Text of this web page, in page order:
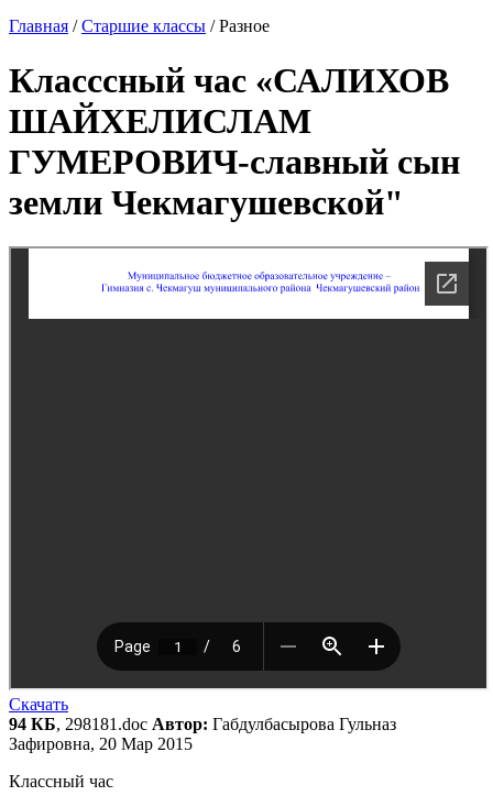
Главная /Старшие классы /Разное
Класссный час «САЛИХОВ
ШАЙХЕЛИСЛАМ
ГУМЕРОВИЧ-славный сын
земли Чекмагушевской"
Скачать
94 КБ, 298181.doc Автор: Габдулбасырова Гульназ
Зафировна, 20 Мар 2015
Классный час